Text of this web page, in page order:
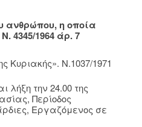
ανθρώπου, η οποία
4345/1964 άρ. 7
Κυριακής». Ν.1037/1971
λήξη την 24.00 της
Περίοδος
Εργαζόμενος σε